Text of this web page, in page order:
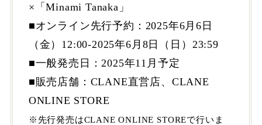
×「Minami Tanaka」
■オンライン先⾏予約：2025年6⽉6⽇
（⾦）12:00-2025年6⽉8⽇（⽇）23:59
■⼀般発売⽇：2025年11⽉予定
■販売店舗：CLANE直営店、CLANE
ONLINE STORE
※先⾏発売はCLANE ONLINE STOREで⾏いま